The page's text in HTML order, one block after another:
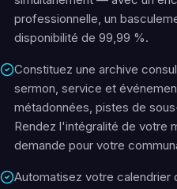
professionnelle, un
disponibilité de 99,99 %.
Constituez une archive
sermon, service et
métadonnées, pistes de
Rendez l'intégralité de votre
demande pour votre
Automatisez votre